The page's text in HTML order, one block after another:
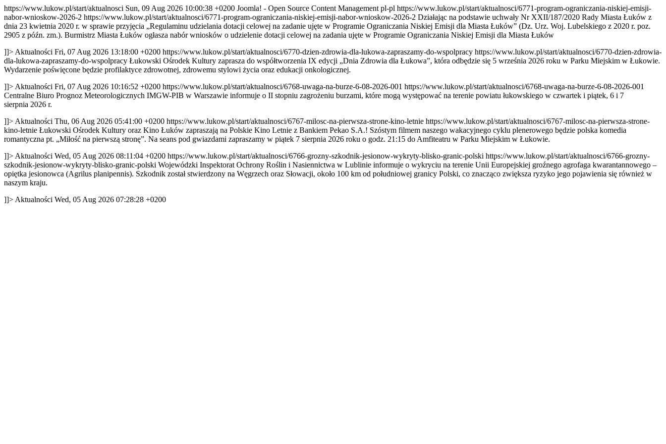
https://www.lukow.pl/start/aktualnosci Sun, 09 Aug 2026 10:00:38 +0200 Joomla! - Open Source Content Management pl-pl https://www.lukow.pl/start/aktualnosci/6771-program-ograniczania-niskiej-emisji-
nabor-wnioskow-2026-2 https://www.lukow.pl/start/aktualnosci/6771-program-ograniczania-niskiej-emisji-nabor-wnioskow-2026-2 Działając na podstawie uchwały Nr XXII/187/2020 Rady Miasta Łuków z
dnia 23 kwietnia 2020 r. w sprawie przyjęcia „Regulaminu udzielania dotacji celowej na zadanie ujęte w Programie Ograniczania Niskiej Emisji dla Miasta Łuków” (Dz. Urz. Woj. Lubelskiego z 2020 r. poz.
2905 z późn. zm.). Burmistrz Miasta Łuków ogłasza nabór wniosków o udzielenie dotacji celowej na zadania ujęte w Programie Ograniczania Niskiej Emisji dla Miasta Łuków
]]> Aktualności Fri, 07 Aug 2026 13:18:00 +0200 https://www.lukow.pl/start/aktualnosci/6770-dzien-zdrowia-dla-lukowa-zapraszamy-do-wspolpracy https://www.lukow.pl/start/aktualnosci/6770-dzien-zdrowia-
dla-lukowa-zapraszamy-do-wspolpracy Łukowski Ośrodek Kultury zaprasza do współtworzenia IX edycji „Dnia Zdrowia dla Łukowa”, która odbędzie się 5 września 2026 roku w Parku Miejskim w Łukowie.
Wydarzenie poświęcone będzie profilaktyce zdrowotnej, zdrowemu stylowi życia oraz edukacji onkologicznej.
]]> Aktualności Fri, 07 Aug 2026 10:16:52 +0200 https://www.lukow.pl/start/aktualnosci/6768-uwaga-na-burze-6-08-2026-001 https://www.lukow.pl/start/aktualnosci/6768-uwaga-na-burze-6-08-2026-001
Centralne Biuro Prognoz Meteorologicznych IMGW-PIB w Warszawie informuje o II stopniu zagrożeniu burzami, które mogą występować na terenie powiatu łukowskiego w czwartek i piątek, 6 i 7
sierpnia 2026 r.
]]> Aktualności Thu, 06 Aug 2026 05:41:00 +0200 https://www.lukow.pl/start/aktualnosci/6767-milosc-na-pierwsza-strone-kino-letnie https://www.lukow.pl/start/aktualnosci/6767-milosc-na-pierwsza-strone-
kino-letnie Łukowski Ośrodek Kultury oraz Kino Łuków zapraszają na Polskie Kino Letnie z Bankiem Pekao S.A.! Szóstym filmem naszego wakacyjnego cyklu plenerowego będzie polska komedia
romantyczna pt. „Miłość na pierwszą stronę”. Na seans pod gwiazdami zapraszamy w piątek 7 sierpnia 2026 roku o godz. 21:15 do Amfiteatru w Parku Miejskim w Łukowie.
]]> Aktualności Wed, 05 Aug 2026 08:11:04 +0200 https://www.lukow.pl/start/aktualnosci/6766-grozny-szkodnik-jesionow-wykryty-blisko-granic-polski https://www.lukow.pl/start/aktualnosci/6766-grozny-
szkodnik-jesionow-wykryty-blisko-granic-polski Wojewódzki Inspektorat Ochrony Roślin i Nasiennictwa w Lublinie informuje o wykryciu na terenie Unii Europejskiej groźnego agrofaga kwarantannowego –
opiętka jesionowca (Agrilus planipennis). Szkodnik został stwierdzony na Węgrzech oraz Słowacji, około 100 km od południowej granicy Polski, co znacząco zwiększa ryzyko jego pojawienia się również w
naszym kraju.
]]> Aktualności Wed, 05 Aug 2026 07:28:28 +0200